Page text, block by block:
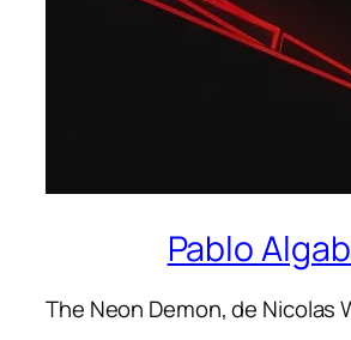
Pablo
The Neon Demon, de Nicolas